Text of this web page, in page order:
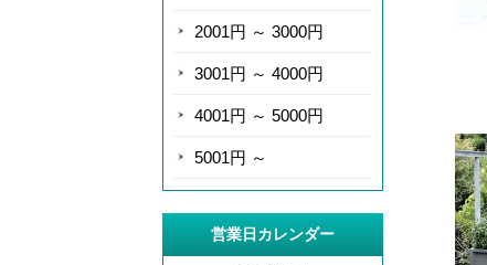
2001円 ～ 3000円
3001円 ～ 4000円
4001円 ～ 5000円
5001円 ～
営業日カレンダー